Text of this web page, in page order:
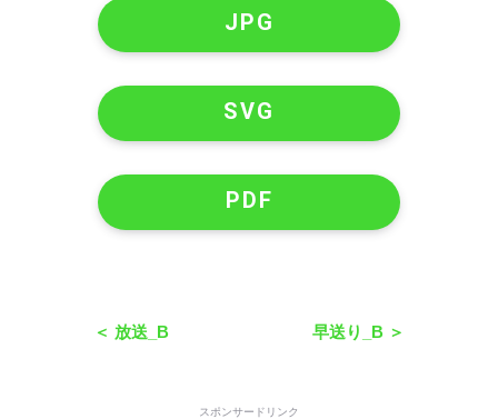
JPG
SVG
PDF
＜ 放送_B 早送り_B ＞
スポンサードリンク